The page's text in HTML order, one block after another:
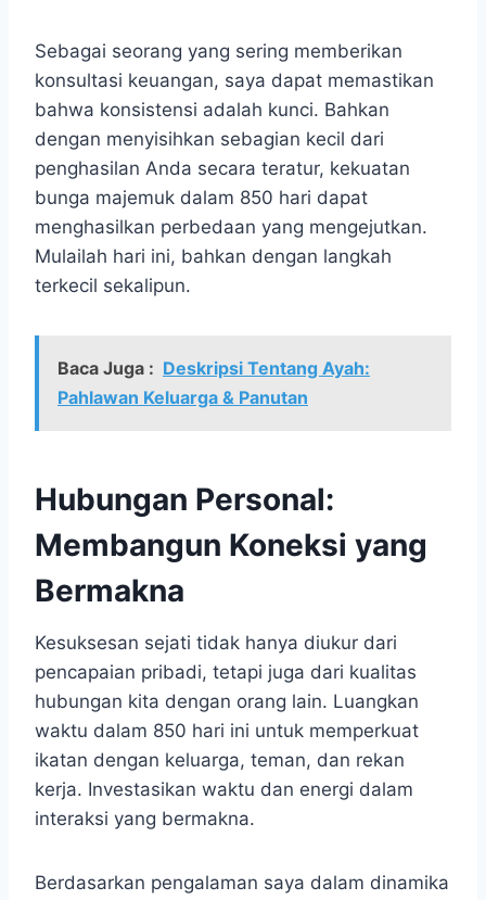
Sebagai seorang yang sering memberikan
konsultasi keuangan, saya dapat memastikan
bahwa konsistensi adalah kunci. Bahkan
dengan menyisihkan sebagian kecil dari
penghasilan Anda secara teratur, kekuatan
bunga majemuk dalam 850 hari dapat
menghasilkan perbedaan yang mengejutkan.
Mulailah hari ini, bahkan dengan langkah
terkecil sekalipun.
Baca Juga : Deskripsi Tentang Ayah:
Pahlawan Keluarga & Panutan
Hubungan Personal:
Membangun Koneksi yang
Bermakna
Kesuksesan sejati tidak hanya diukur dari
pencapaian pribadi, tetapi juga dari kualitas
hubungan kita dengan orang lain. Luangkan
waktu dalam 850 hari ini untuk memperkuat
ikatan dengan keluarga, teman, dan rekan
kerja. Investasikan waktu dan energi dalam
interaksi yang bermakna.
Berdasarkan pengalaman saya dalam dinamika